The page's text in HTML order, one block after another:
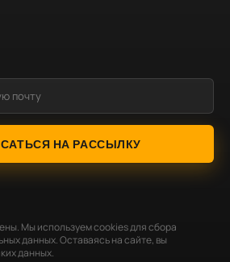
НА РАССЫЛКУ
Мы используем cookies для сбора
данных. Оставаясь на сайте, вы
данных.